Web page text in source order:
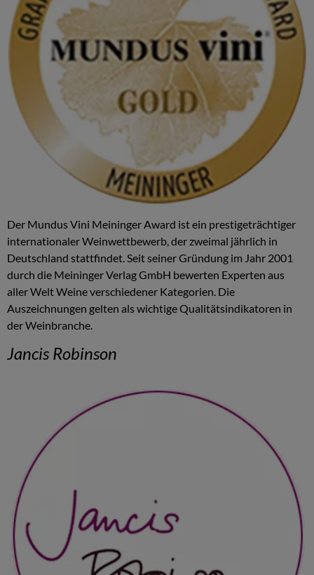
Der Mundus Vini Meininger Award ist ein prestigeträchtiger
internationaler Weinwettbewerb, der zweimal jährlich in
Deutschland stattfindet. Seit seiner Gründung im Jahr 2001
durch die Meininger Verlag GmbH bewerten Experten aus
aller Welt Weine verschiedener Kategorien. Die
Auszeichnungen gelten als wichtige Qualitätsindikatoren in
der Weinbranche.
Jancis Robinson